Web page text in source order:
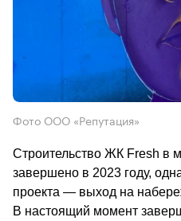
Фото ООО «Репутация»
Строительство ЖК Fresh в
завершено в 2023 году,
проекта — выход на
В настоящий момент